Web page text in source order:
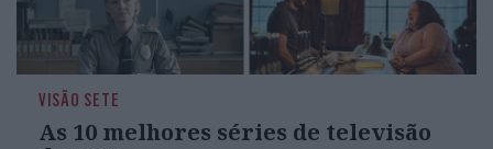
VISÃO SETE
As 10 melhores séries de televisão